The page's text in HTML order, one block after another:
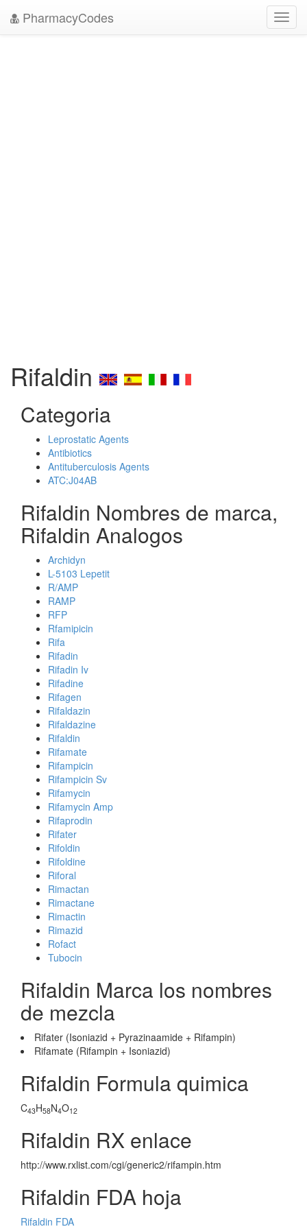
PharmacyCodes
Rifaldin
Categoria
Leprostatic Agents
Antibiotics
Antituberculosis Agents
ATC:J04AB
Rifaldin Nombres de marca,
Rifaldin Analogos
Archidyn
L-5103 Lepetit
R/AMP
RAMP
RFP
Rfamipicin
Rifa
Rifadin
Rifadin Iv
Rifadine
Rifagen
Rifaldazin
Rifaldazine
Rifaldin
Rifamate
Rifampicin
Rifampicin Sv
Rifamycin
Rifamycin Amp
Rifaprodin
Rifater
Rifoldin
Rifoldine
Riforal
Rimactan
Rimactane
Rimactin
Rimazid
Rofact
Tubocin
Rifaldin Marca los nombres
de mezcla
Rifater (Isoniazid + Pyrazinaamide + Rifampin)
Rifamate (Rifampin + Isoniazid)
Rifaldin Formula quimica
C43H58N4O12
Rifaldin RX enlace
http://www.rxlist.com/cgi/generic2/rifampin.htm
Rifaldin FDA hoja
Rifaldin FDA